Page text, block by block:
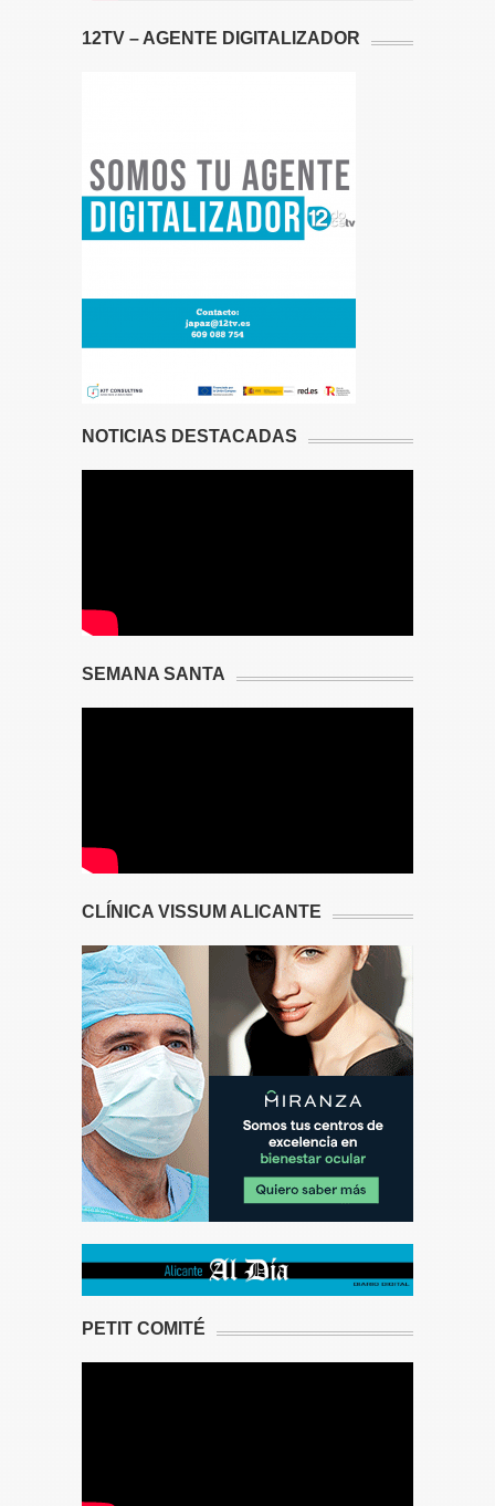
12TV – AGENTE DIGITALIZADOR
NOTICIAS DESTACADAS
SEMANA SANTA
CLÍNICA VISSUM ALICANTE
PETIT COMITÉ